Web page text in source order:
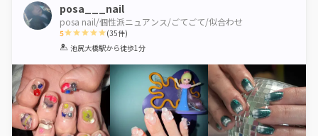
posa___nail
posa nail/個性派ニュアンス/ごてごて/似合わせ
5
1 2 3 4 5
(35件)
池尻大橋駅から徒歩1分